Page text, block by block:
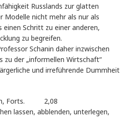
Russlands zur glatten
Modelle nicht mehr als nur als
einen Schritt zu einer anderen,
zu begreifen.
Schanin daher inzwischen
zu der „informellen Wirtschaft“
und irreführende Dummheit
Forts. 2,08
lassen, abblenden, unterlegen,